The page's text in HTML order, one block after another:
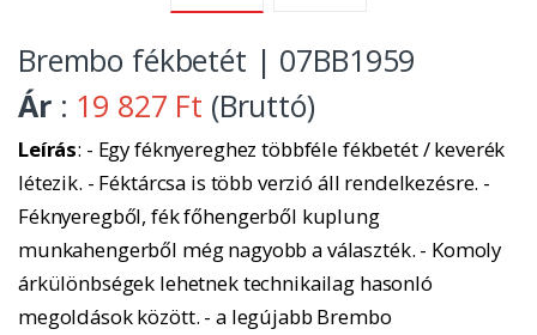
Brembo fékbetét | 07BB1959
Ár : 19 827 Ft (Bruttó)
Leírás: - Egy féknyereghez többféle fékbetét / keverék
létezik. - Féktárcsa is több verzió áll rendelkezésre. -
Féknyeregből, fék főhengerből kuplung
munkahengerből még nagyobb a választék. - Komoly
árkülönbségek lehetnek technikailag hasonló
megoldások között. - a legújabb Brembo